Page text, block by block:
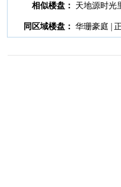
相似楼盘： 天地源时光
同区域楼盘： 华珊豪庭